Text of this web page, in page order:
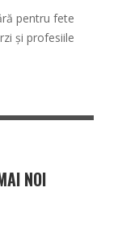
pentru fete
și profesiile
NOI